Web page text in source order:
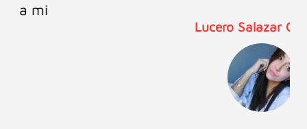
Lucero Salazar Castillo